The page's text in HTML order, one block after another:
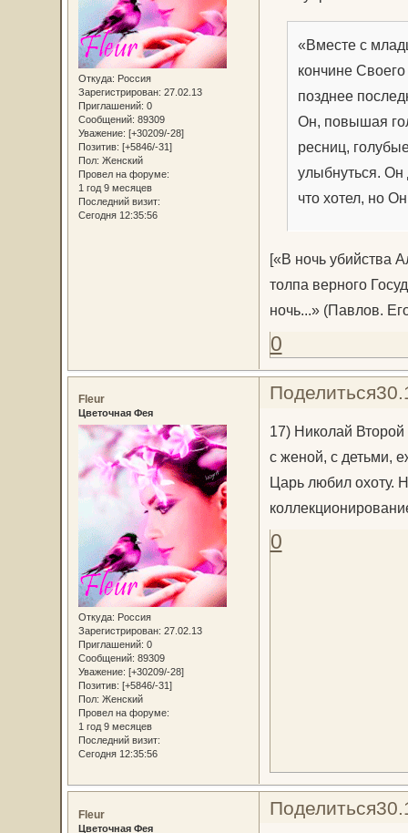
Откуда: Россия
Зарегистрирован: 27.02.13
Приглашений: 0
Сообщений: 89309
Уважение: [+30209/-28]
Позитив: [+5846/-31]
Пол: Женский
Провел на форуме:
1 год 9 месяцев
Последний визит:
Сегодня 12:35:56
«Вместе с
кончине
позднее
Он, повышая
ресниц,
улыбнуться. Он
что хотел, но
[«В ночь убийства
толпа верного
ночь...» (Павлов.
0
Поделиться
Fleur
Цветочная Фея
Откуда: Россия
Зарегистрирован: 27.02.13
Приглашений: 0
Сообщений: 89309
Уважение: [+30209/-28]
Позитив: [+5846/-31]
Пол: Женский
Провел на форуме:
1 год 9 месяцев
Последний визит:
Сегодня 12:35:56
17) Николай
с женой, с детьми,
Царь любил охоту.
0
Поделиться
Fleur
Цветочная Фея